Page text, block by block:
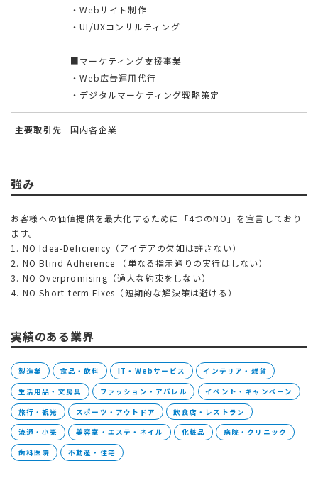
・Webサイト制作
・UI/UXコンサルティング
■マーケティング支援事業
・Web広告運用代行
・デジタルマーケティング戦略策定
主要取引先 国内各企業
強み
お客様への価値提供を最大化するために「4つのNO」を宣言しており
ます。
1. NO Idea-Deficiency（アイデアの欠如は許さない）
2. NO Blind Adherence （単なる指示通りの実行はしない）
3. NO Overpromising（過大な約束をしない）
4. NO Short-term Fixes（短期的な解決策は避ける）
実績のある業界
製造業 食品・飲料 IT・Webサービス インテリア・雑貨
生活用品・文房具 ファッション・アパレル イベント・キャンペーン
旅行・観光 スポーツ・アウトドア 飲食店・レストラン
流通・小売 美容室・エステ・ネイル 化粧品 病院・クリニック
歯科医院 不動産・住宅